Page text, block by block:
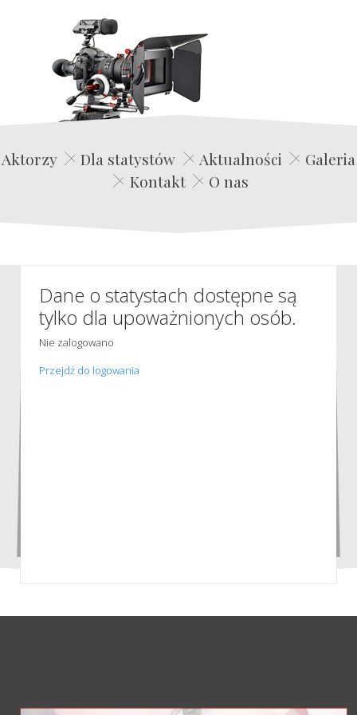
Edwin Film Agencja Aktorska
Aktorzy Dla statystów Aktualności
Galeria
Kontakt
O nas
Dane o statystach dostępne są
tylko dla upoważnionych osób.
Nie zalogowano
Przejdź do logowania